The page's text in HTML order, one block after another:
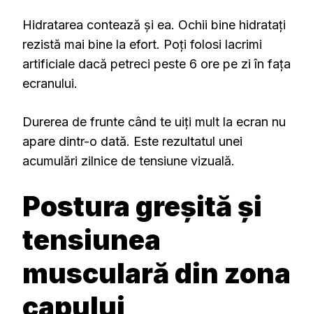
Hidratarea contează și ea. Ochii bine hidratați
rezistă mai bine la efort. Poți folosi lacrimi
artificiale dacă petreci peste 6 ore pe zi în fața
ecranului.
Durerea de frunte când te uiți mult la ecran nu
apare dintr-o dată. Este rezultatul unei
acumulări zilnice de tensiune vizuală.
Postura greșită și
tensiunea
musculară din zona
capului